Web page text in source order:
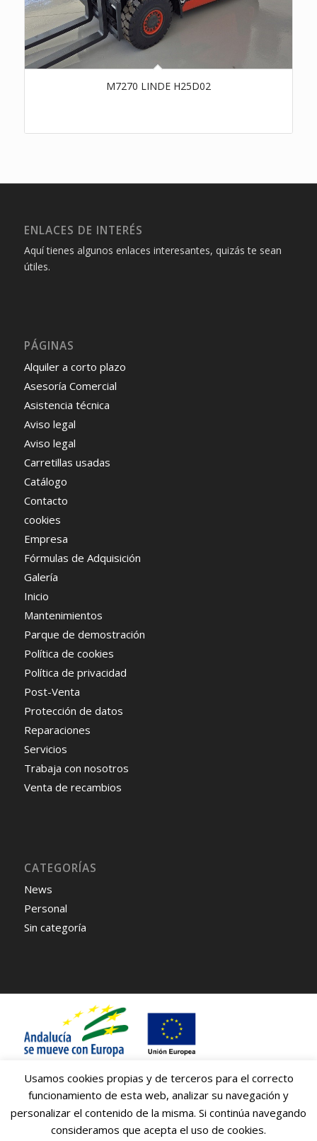
M7270 LINDE H25D02
ENLACES DE INTERÉS
Aquí tienes algunos enlaces interesantes, quizás te sean
útiles.
PÁGINAS
Alquiler a corto plazo
Asesoría Comercial
Asistencia técnica
Aviso legal
Aviso legal
Carretillas usadas
Catálogo
Contacto
cookies
Empresa
Fórmulas de Adquisición
Galería
Inicio
Mantenimientos
Parque de demostración
Política de cookies
Política de privacidad
Post-Venta
Protección de datos
Reparaciones
Servicios
Trabaja con nosotros
Venta de recambios
CATEGORÍAS
News
Personal
Sin categoría
Caro Carretillas S.A. ha recibido una ayuda de la Unión Europea con
cargo al Programa Operativo FEDER de Andalucía 2014-2020, financiada
como parte de la respuesta de la Unión a la pandemia de COVID-19
(REACT-UE), para compensar el sobrecoste energético de gas natural
Usamos cookies propias y de terceros para el correcto
funcionamiento de esta web, analizar su navegación y
personalizar el contenido de la misma. Si continúa navegando
consideramos que acepta el uso de cookies.